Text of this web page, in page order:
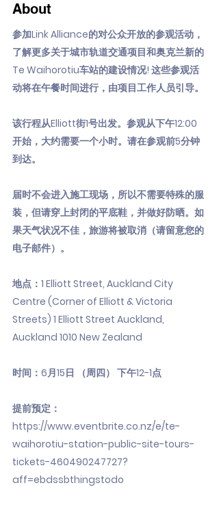
About
参加Link Alliance的对公众开放的参观活动，
了解更多关于城市轨道交通项目和奥克兰新的
Te Waihorotiu车站的建设情况! 这些参观活
动将在午餐时间进行，由项目工作人员引导。
该行程从Elliott街1号出发。参观从下午12:00
开始，大约需要一个小时。请在参观前5分钟
到达。
届时不会进入施工现场，所以不需要特殊的服
装，但请穿上封闭的平底鞋，并做好防晒。如
果天气状况不佳，旅游将被取消（请留意您的
电子邮件）。
地点：1 Elliott Street, Auckland City
Centre (Corner of Elliott & Victoria
Streets) 1 Elliott Street Auckland,
Auckland 1010 New Zealand
时间：6月15日 （周四） 下午12-1点
提前预定：
https://www.eventbrite.co.nz/e/te-
waihorotiu-station-public-site-tours-
tickets-460490247727?
aff=ebdssbthingstodo